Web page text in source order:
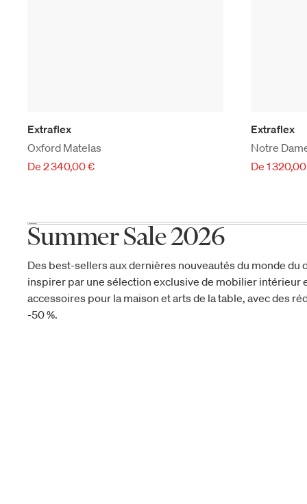
Extraflex
Oxford Matelas
De 2 340,00 €
Extraflex
Notre
De 1
Summer Sale 2026
Des best-sellers aux dernières nouveautés du monde du
inspirer par une sélection exclusive de mobilier intérieur
accessoires pour la maison et arts de la table, avec des
-50 %.